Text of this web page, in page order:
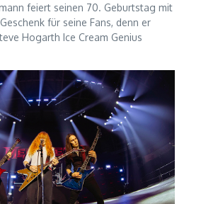
feiert seinen 70. Geburtstag mit
für seine Fans, denn er
Hogarth Ice Cream Genius